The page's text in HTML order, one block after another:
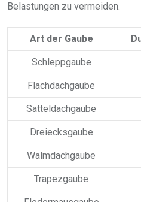
Belastungen zu vermeiden.
Art der Gaube
Schleppgaube
Flachdachgaube
Satteldachgaube
Dreiecksgaube
Walmdachgaube
Trapezgaube